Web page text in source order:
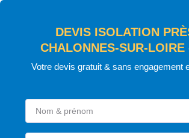
DEVIS ISOLATION
CHALONNES-SUR-LOIRE
Votre devis gratuit & sans engagement